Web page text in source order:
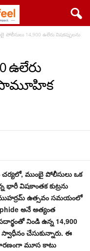
పోలీసులు 14,900 ఉలేరు విషకప్పులను
ఉలేరు
సామూహిక
చర్యలో, ముంబై పోలీసులు ఒక
భారీ విషకాంతక కుట్రను
ముహర్రమ్ ఉత్సవం సమయంలో
అనే అత్యంత
నిండి ఉన్న 14,900
స్వాధీనం చేసుకున్నారు. ఈ
మూస కాటు